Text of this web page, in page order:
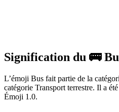
Signification du 🚌
L’émoji Bus fait partie de la
catégorie Transport terrestre. Il a
Émoji 1.0.